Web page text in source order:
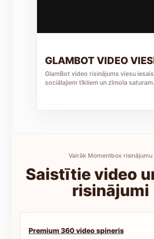
GLAMBOT VIDEO
GlamBot video risinājums viesu
sociālajiem tīkliem un zīmola saturam.
Vairāk Momentbox risinājumu
Saistītie video
risinājumi
Premium 360 video spineris